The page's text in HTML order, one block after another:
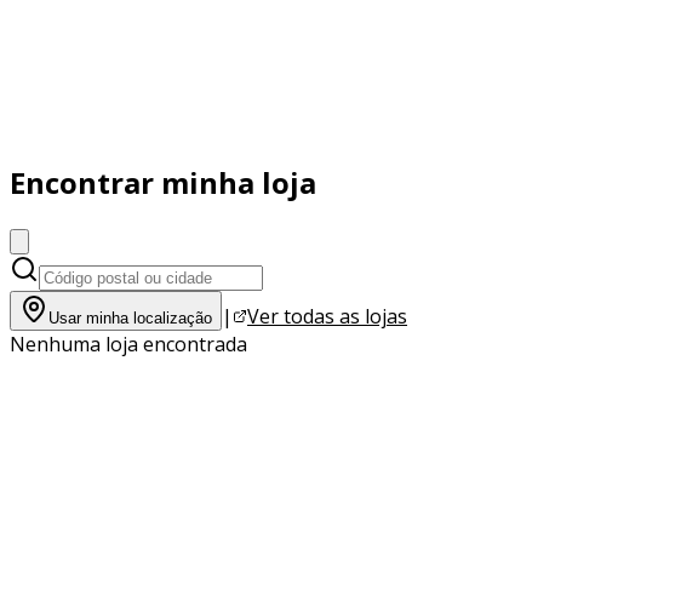
Encontrar minha loja
Usar minha localização |
Ver todas as lojas
Nenhuma loja encontrada